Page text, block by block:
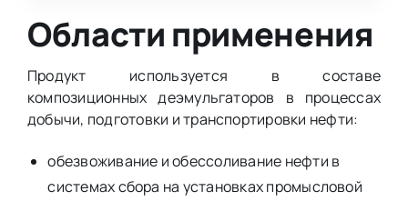
Области применения
Продукт используется в составе
композиционных деэмульгаторов в процессах
добычи, подготовки и транспортировки нефти:
обезвоживание и обессоливание нефти в
системах сбора на установках промысловой